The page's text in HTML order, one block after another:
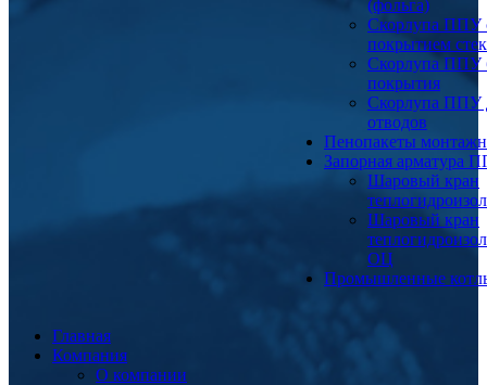
(фольга)
Скорлупа ППУ
покрытием
Скорлупа ППУ
покрытия
Скорлупа ППУ
отводов
Пенопакеты
Запорная арматура
Шаровый кран
Шаровый кран
ОЦ
Промышленные
Главная
Компания
О компании